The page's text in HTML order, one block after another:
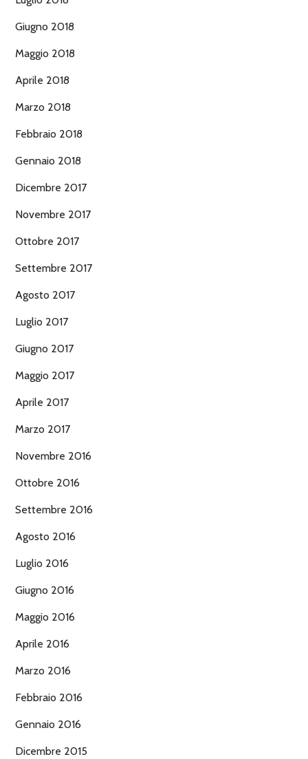
Giugno 2018
Maggio 2018
Aprile 2018
Marzo 2018
Febbraio 2018
Gennaio 2018
Dicembre 2017
Novembre 2017
Ottobre 2017
Settembre 2017
Agosto 2017
Luglio 2017
Giugno 2017
Maggio 2017
Aprile 2017
Marzo 2017
Novembre 2016
Ottobre 2016
Settembre 2016
Agosto 2016
Luglio 2016
Giugno 2016
Maggio 2016
Aprile 2016
Marzo 2016
Febbraio 2016
Gennaio 2016
Dicembre 2015